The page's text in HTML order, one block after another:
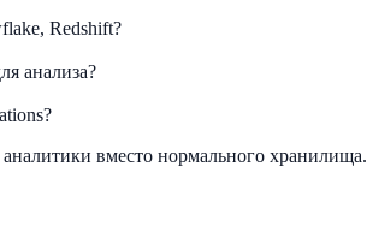
Redshift?
анализа?
вместо нормального хранилища.